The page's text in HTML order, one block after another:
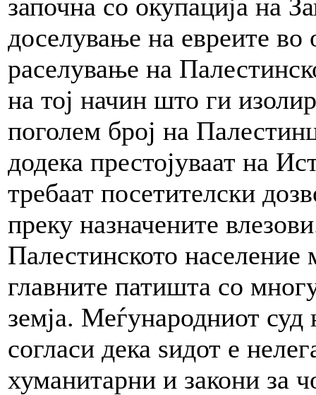
започна со окупација на
доселување на евреите
раселување на
на тој начин што ги
поголем број на
додека престојуваат на
требаат посетителски
преку назначените
Палестинското
главните патишта со
земја. Меѓународниот суд
согласи дека ѕидот е
хуманитарни и закони за